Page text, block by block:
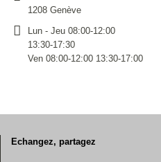
1208 Genève
Lun - Jeu 08:00-12:00
13:30-17:30
Ven 08:00-12:00 13:30-17:00
Echangez, partagez